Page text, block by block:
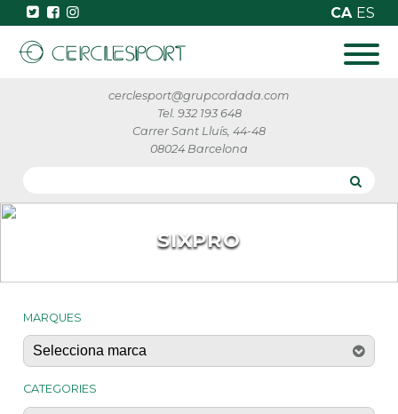
CA ES
cerclesport@grupcordada.com
Tel. 932 193 648
Carrer Sant Lluís, 44-48
08024 Barcelona
SIXPRO
MARQUES
CATEGORIES